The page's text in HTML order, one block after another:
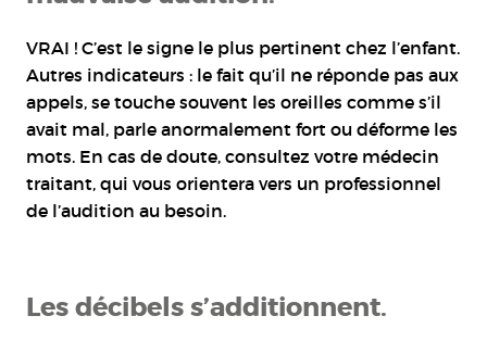
VRAI ! C’est le signe le plus pertinent chez l’enfant.
Autres indicateurs : le fait qu’il ne réponde pas aux
appels, se touche souvent les oreilles comme s’il
avait mal, parle anormalement fort ou déforme les
mots. En cas de doute, consultez votre médecin
traitant, qui vous orientera vers un professionnel
de l’audition au besoin.
Les décibels s’additionnent.